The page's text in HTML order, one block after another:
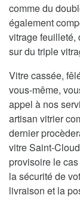
comme du
également
vitrage feuilleté,
sur du triple
Vitre cassée,
vous-même,
appel à nos
artisan vitrier
dernier
vitre Saint-
provisoire le
la sécurité de
livraison et la